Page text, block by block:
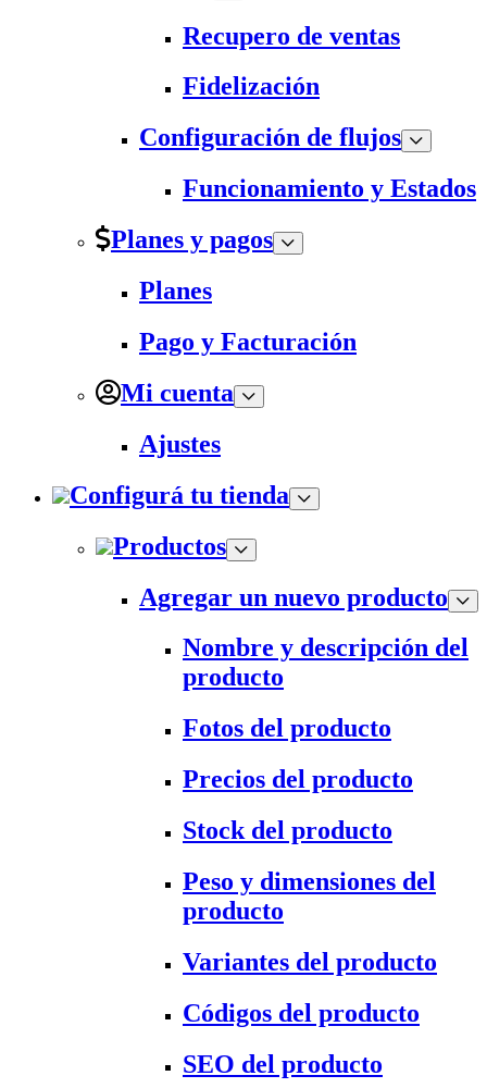
Recupero de ventas
Fidelización
Configuración de flujos
Funcionamiento y Estados
Planes y pagos
Planes
Pago y Facturación
Mi cuenta
Ajustes
Configurá tu tienda
Productos
Agregar un nuevo producto
Nombre y descripción del
producto
Fotos del producto
Precios del producto
Stock del producto
Peso y dimensiones del
producto
Variantes del producto
Códigos del producto
SEO del producto